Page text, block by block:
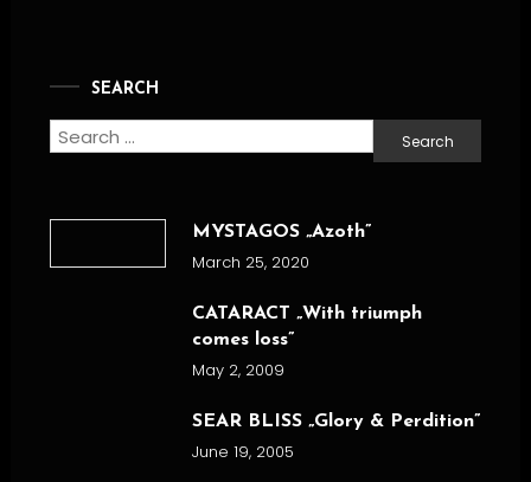
SEARCH
Search
for:
MYSTAGOS „Azoth”
March 25, 2020
CATARACT „With triumph
comes loss”
May 2, 2009
SEAR BLISS „Glory & Perdition”
June 19, 2005